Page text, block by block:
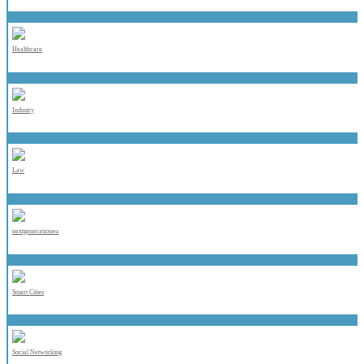
Healthcare
Industry
Law
nextgenerationeu
Smart Cities
Social Networking